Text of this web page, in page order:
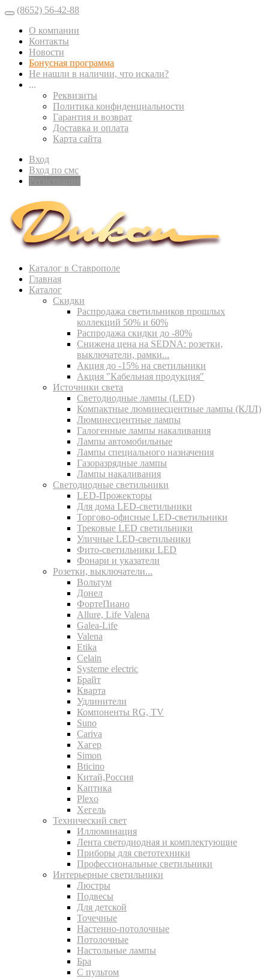
(8652) 56-42-88
О компании
Контакты
Новости
Бонусная программа
Не нашли в наличии, что искали?
...
Реквизиты
Политика конфиденциальности
Гарантия и возврат
Доставка и оплата
Карта сайта
Вход
Вход по смс
Каталог в Ставрополе
Главная
Каталог
Скидки
Распродажа светильников прошлых
коллекций 50% и 60%
Распродажа скидки до -80%
Cнижена цена на SEDNA: розетки,
выключатели, рамки...
Акция до -15% на светильники
Акция "Кабельная продукция"
Источники света
Светодиодные лампы (LED)
Компактные люминесцентные лампы (КЛЛ)
Люминесцентные лампы
Галогенные лампы накаливания
Лампы автомобильные
Лампы специального назначения
Газоразрядные лампы
Лампы накаливания
Светодиодные светильники
LED-Прожекторы
Для дома LED-светильники
Торгово-офисные LED-светильники
Трековые LED светильники
Уличные LED-светильники
Фито-светильники LED
Фонари и указатели
Розетки, выключатели...
Вольтум
Донел
ФортеПиано
Allure, Life Valena
Galea-Life
Valena
Etika
Celain
Systeme electric
Брайт
Кварта
Удлинители
Компоненты RG, TV
Suno
Cariva
Хагер
Simon
Bticino
Китай,Россия
Каптика
Plexo
Хегель
Технический свет
Иллюминация
Лента светодиодная и комплектующие
Приборы для светотехники
Профессиональные светильники
Интерьерные светильники
Люстры
Подвесы
Для детской
Точечные
Настенно-потолочные
Потолочные
Настольные лампы
Бра
С пультом